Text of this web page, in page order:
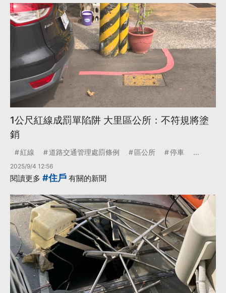
1公尺紅線成罰單陷阱 大里區公所：不符規將塗
銷
紅線 道路交通管理處罰條例 區公所 停車 ...
2025/9/4 12:56
閱讀更多 #住戶 有關的新聞